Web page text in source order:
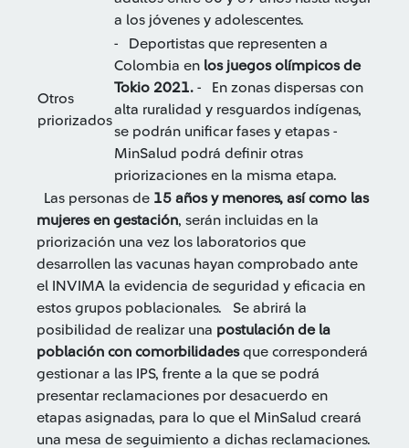
a los jóvenes y adolescentes.
Otros
priorizados
- Deportistas que representen a
Colombia en los juegos olímpicos de
Tokio 2021. - En zonas dispersas con
alta ruralidad y resguardos indígenas,
se podrán unificar fases y etapas -
MinSalud podrá definir otras
priorizaciones en la misma etapa.
Las personas de 15 años y menores, así como las
mujeres en gestación, serán incluidas en la
priorización una vez los laboratorios que
desarrollen las vacunas hayan comprobado ante
el INVIMA la evidencia de seguridad y eficacia en
estos grupos poblacionales. Se abrirá la
posibilidad de realizar una postulación de la
población con comorbilidadesque corresponderá
gestionar a las IPS, frente a la que se podrá
presentar reclamaciones por desacuerdo en
etapas asignadas, para lo que el MinSalud creará
una mesa de seguimiento a dichas reclamaciones.